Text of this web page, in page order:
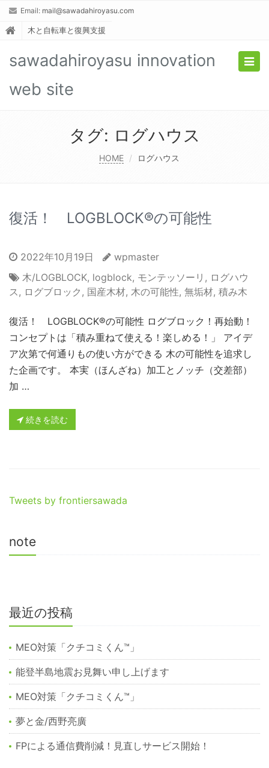
Email: mail@sawadahiroyasu.com
木と自転車と復興支援
sawadahiroyasu innovation
web site
タグ: ログハウス
HOME ログハウス
復活！ LOGBLOCK®︎の可能性
2022年10月19日
wpmaster
木/LOGBLOCK, logblock, モンテッソーリ , ログハウ
ス, ログブロック , 国産木材, 木の可能性, 無垢材, 積み木
復活！ LOGBLOCK®︎の可能性 ログブロック！再始動！
コンセプトは「積み重ねて使える！楽しめる！」 アイデ
ア次第で何通りもの使い方ができる 木の可能性を追求し
た企画です。 本実（ほんざね）加工とノッチ（交差部）
加 …
続きを読む
Tweets by frontiersawada
note
最近の投稿
MEO対策「クチコミくん™︎」
能登半島地震お見舞い申し上げます
MEO対策「クチコミくん™️」
夢と金/西野亮廣
FPによる通信費削減！見直しサービス開始！